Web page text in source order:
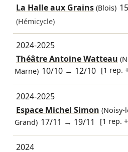
La Halle aux Grains(Blois)
(Hémicycle)
2024-2025
Théâtre Antoine Watteau
Marne) 10/10 → 12/10 [1 rep.
2024-2025
Espace Michel Simon (Noisy-
Grand) 17/11 → 19/11 [1 rep.
2024